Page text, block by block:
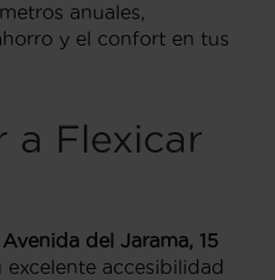
anuales,
y el confort en tus
a Flexicar
Avenida del Jarama, 15
excelente accesibilidad